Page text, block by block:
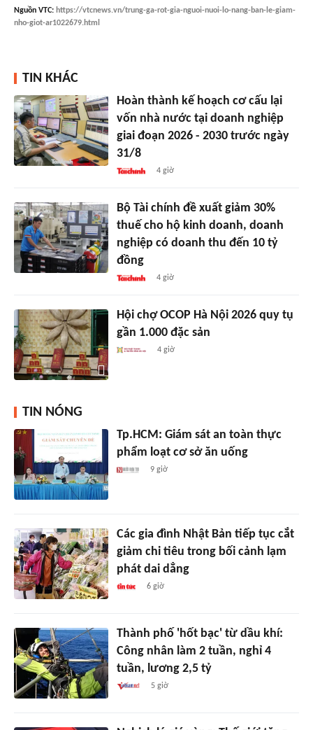
Nguồn VTC: https://vtcnews.vn/trung-ga-rot-gia-nguoi-nuoi-lo-nang-ban-le-giam-
nho-giot-ar1022679.html
TIN KHÁC
Hoàn thành kế hoạch cơ cấu lại
vốn nhà nước tại doanh nghiệp
giai đoạn 2026 - 2030 trước ngày
31/8
4 giờ
Bộ Tài chính đề xuất giảm 30%
thuế cho hộ kinh doanh, doanh
nghiệp có doanh thu đến 10 tỷ
đồng
4 giờ
Hội chợ OCOP Hà Nội 2026 quy tụ
gần 1.000 đặc sản
4 giờ
TIN NÓNG
Tp.HCM: Giám sát an toàn thực
phẩm loạt cơ sở ăn uống
9 giờ
Các gia đình Nhật Bản tiếp tục cắt
giảm chi tiêu trong bối cảnh lạm
phát dai dẳng
6 giờ
Thành phố 'hốt bạc' từ dầu khí:
Công nhân làm 2 tuần, nghỉ 4
tuần, lương 2,5 tỷ
5 giờ